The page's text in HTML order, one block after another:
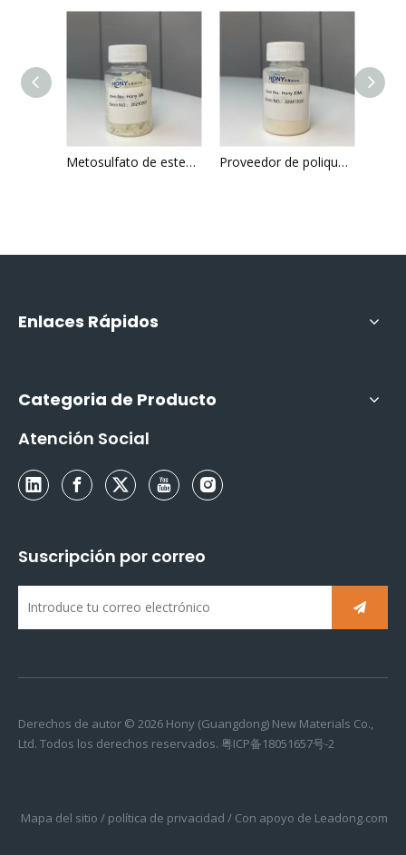
Metosulfato de esteartrimonio y metosulfato de dipalmitoiletil hidroxietilmonio y estearato de glicerilo y estearamidopropil dimetilamina Sólido de color blanco a amarillo claro Proveedor de poliquaternio-10 de alta viscosidad China Hony 30m para champú y cuidado de la piel
Enlaces Rápidos
Categoria de Producto
Atención Social
Suscripción por correo
Derechos de autor © 2026 Hony (Guangdong) New Materials Co.,
Ltd. Todos los derechos reservados. 粤ICP备18051657号-2
Mapa del sitio / política de privacidad / Con apoyo de Leadong.com